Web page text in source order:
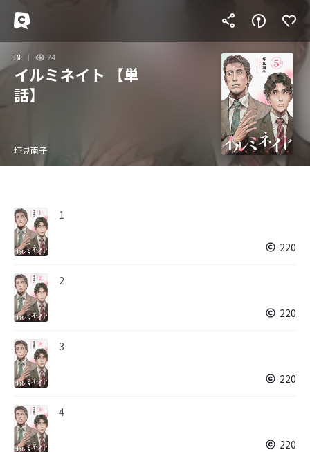
BL 24
イルミネイト 【単
話】
圷見南子
1
220
2
220
3
220
4
220